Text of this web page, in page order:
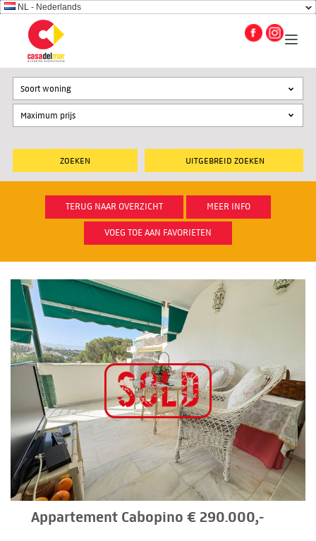
NL - Nederlands
UITGEBREID ZOEKEN
Soort woning
TERUG NAAR OVERZICHT MEER INFO
VOEG TOE AAN FAVORIETEN
Appartement Cabopino € 290.000,-